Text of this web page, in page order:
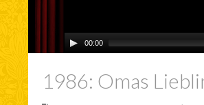
00:00
1986: Omas